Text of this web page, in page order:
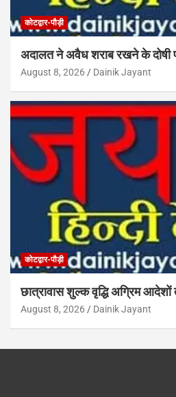
कोटद्वार-पौड़ी
अदालत ने अवैध शराब रखने के दोषी
August 8, 2026 Dainik Jayant
कोटद्वार-पौड़ी
छात्रावास शुल्क वृद्धि अग्रिम
August 8, 2026 Dainik Jayant